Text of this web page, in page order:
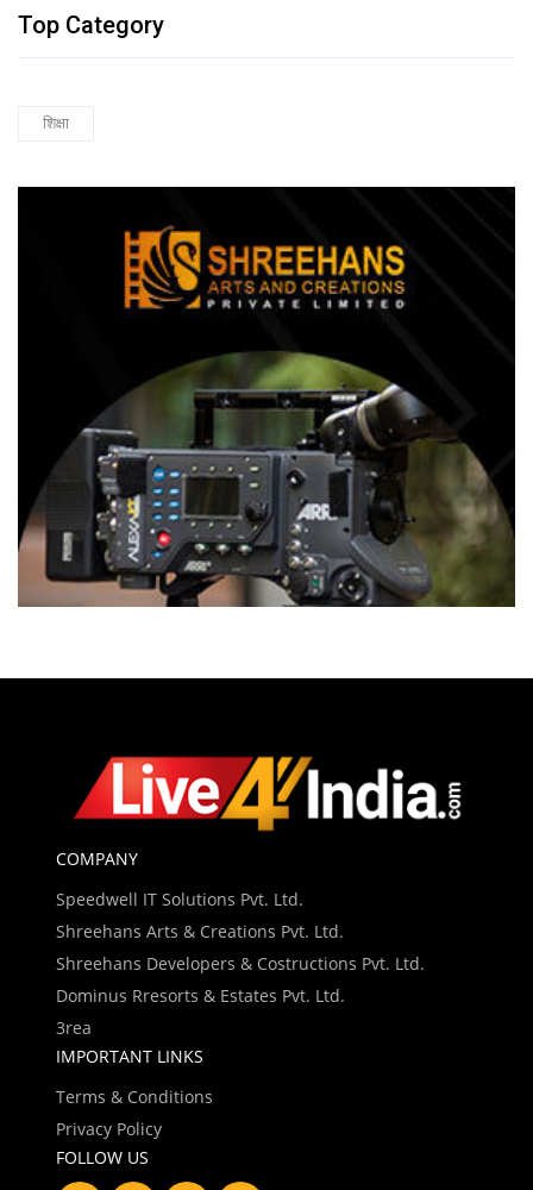
Top Category
शिक्षा
COMPANY
Speedwell IT Solutions Pvt. Ltd.
Shreehans Arts & Creations Pvt. Ltd.
Shreehans Developers & Costructions Pvt. Ltd.
Dominus Rresorts & Estates Pvt. Ltd.
3rea
IMPORTANT LINKS
Terms & Conditions
Privacy Policy
FOLLOW US